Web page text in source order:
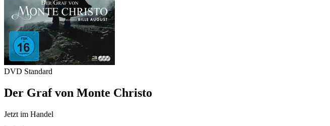
DVD Standard
Der Graf von Monte Christo
Jetzt im Handel